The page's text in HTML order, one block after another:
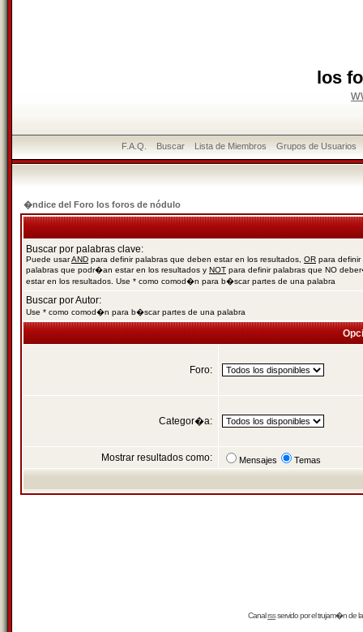
los
F.A.Q. Buscar Lista de Miembros Grupos de Usuarios
�ndice del Foro los foros de nódulo
Buscar por palabras clave:
Puede usarAND para definir palabras que deben estar en los resultados, OR para definir
palabras que podr�an estar en los resultados y NOT para definir palabras que NO
estar en los resultados. Use * como comod�n para b�scar partes de una palabra
Buscar por Autor:
Use * como comod�n para b�scar partes de una palabra
Foro:
Categor�a:
Mostrar resultados como: Mensajes Temas
Canalrssservido por eltrujam�nde